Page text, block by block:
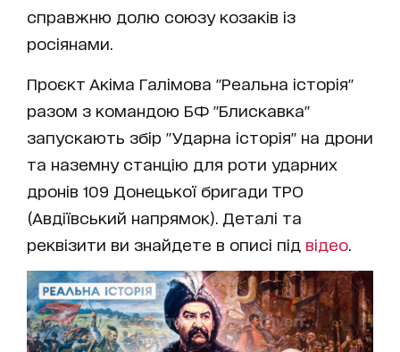
справжню долю союзу козаків із
росіянами.
Проєкт Акіма Галімова "Реальна історія"
разом з командою БФ "Блискавка"
запускають збір "Ударна історія" на дрони
та наземну станцію для роти ударних
дронів 109 Донецької бригади ТРО
(Авдіївський напрямок). Деталі та
реквізити ви знайдете в описі під відео